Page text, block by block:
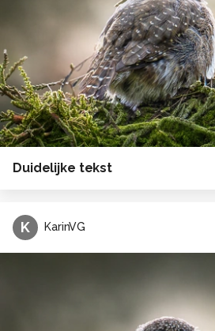
Duidelijke tekst
K KarinVG